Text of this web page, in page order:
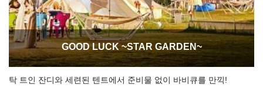
GOOD LUCK ~STAR GARDEN~
탁 트인 잔디와 세련된 텐트에서 준비물 없이 바비큐를 만끽!